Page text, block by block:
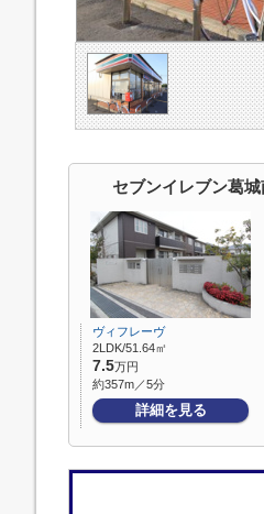
セブンイレブン葛
ヴィフレーヴ
2LDK/51.64㎡
7.5万円
約357m／5分
詳細を見る